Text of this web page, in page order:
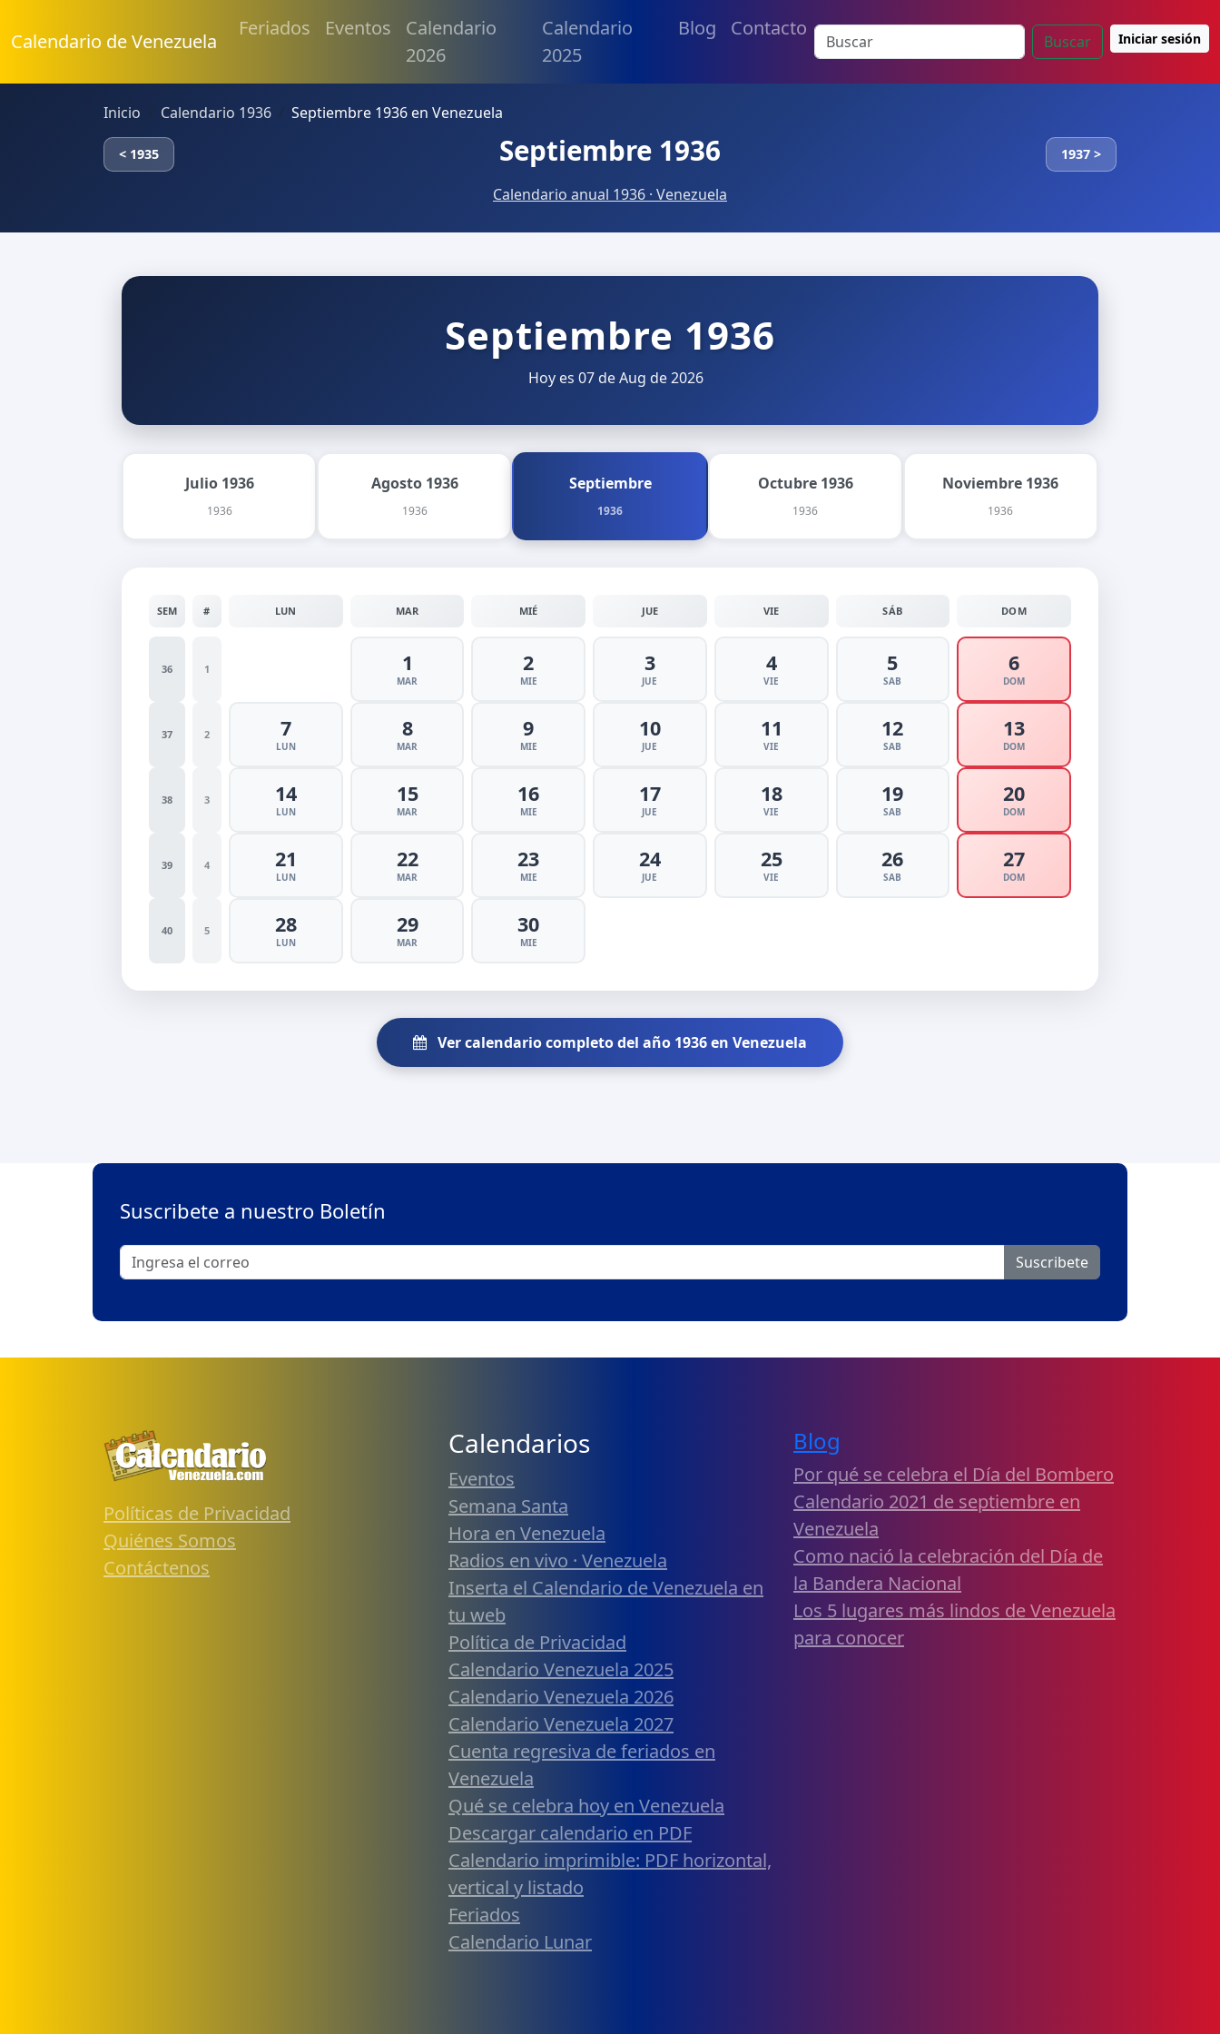
Calendario de Venezuela
Feriados Eventos
Calendario
2026
Calendario
2025
Blog Contacto
Buscar Iniciar sesión
Inicio Calendario 1936 Septiembre 1936 en Venezuela
< 1935 Septiembre 1936 1937 >
Calendario anual 1936 · Venezuela
Septiembre 1936
Hoy es 07 de Aug de 2026
Julio 1936
1936
Agosto 1936
1936
Septiembre
1936
Octubre 1936
1936
Noviembre 1936
1936
SEM # LUN MAR MIÉ JUE VIE SÁB DOM
36 1 1
MAR
2
MIE
3
JUE
4
VIE
5
SAB
6
DOM
37 2 7
LUN
8
MAR
9
MIE
10
JUE
11
VIE
12
SAB
13
DOM
38 3 14
LUN
15
MAR
16
MIE
17
JUE
18
VIE
19
SAB
20
DOM
39 4 21
LUN
22
MAR
23
MIE
24
JUE
25
VIE
26
SAB
27
DOM
40 5 28
LUN
29
MAR
30
MIE
Ver calendario completo del año 1936 en Venezuela
Suscribete a nuestro Boletín
Suscribete
Políticas de Privacidad
Quiénes Somos
Contáctenos
Calendarios
Eventos
Semana Santa
Hora en Venezuela
Radios en vivo · Venezuela
Inserta el Calendario de Venezuela en
tu web
Política de Privacidad
Calendario Venezuela 2025
Calendario Venezuela 2026
Calendario Venezuela 2027
Cuenta regresiva de feriados en
Venezuela
Qué se celebra hoy en Venezuela
Descargar calendario en PDF
Calendario imprimible: PDF horizontal,
vertical y listado
Feriados
Calendario Lunar
Blog
Por qué se celebra el Día del Bombero
Calendario 2021 de septiembre en
Venezuela
Como nació la celebración del Día de
la Bandera Nacional
Los 5 lugares más lindos de Venezuela
para conocer